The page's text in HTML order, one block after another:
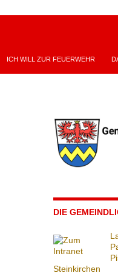
ICH WILL ZUR FEUERWEHR
DIE
Steinkirchen